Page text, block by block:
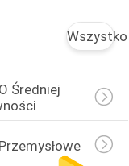
Wszystko
Średniej